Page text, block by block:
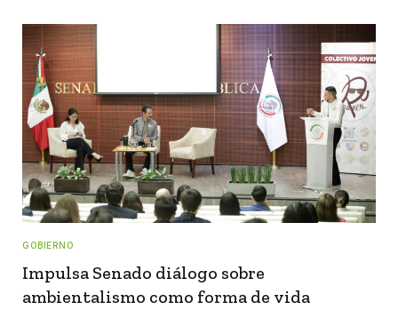
GOBIERNO
Impulsa Senado diálogo sobre
ambientalismo como forma de vida